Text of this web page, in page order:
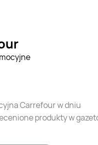
Carrefour w dniu
produkty w